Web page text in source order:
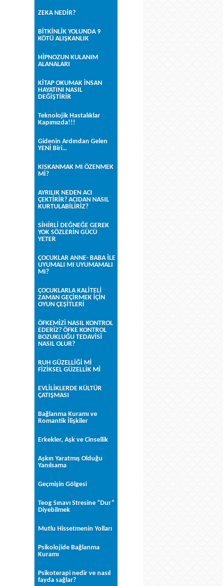
ZEKA NEDİR?
BİTKİNLİK YOLUNDA 9
KÖTÜ ALIŞKANLIK
HİPNOZUN KULANIM
ALANALARI
KİTAP OKUMAK İNSAN
HAYATINI NASIL
DEĞİŞTİRİR
Teknolojik Hastalıklar
Kapımızda!!!
Gidenin Ardından Gelen
YENİ Biri…
KISKANMAK MI ÖZENMEK
Mİ?
AYRILIK NEDEN ACI
ÇEKTİRİR? ACIDAN NASIL
KURTULABİLİRİZ?
SİHİRLİ DEĞNEĞE GEREK
YOK SÖZLERİN GÜCÜ
YETER
ÇOCUKLAR ANNE- BABA İLE
UYUMALI MI UYUMAMALI
MI?
ÇOCUKLARLA KALİTELİ
ZAMAN GEÇİRMEK İÇİN
OYUN ÇEŞİTLERİ
ÖFKEMİZİ NASIL KONTROL
EDERİZ? ÖFKE KONTROL
BOZUKLUĞU TEDAVİSİ
NASIL OLUR?
RUH GÜZELLİĞİ Mİ
FİZİKSEL GÜZELLİK Mİ
EVLİLİKLERDE KÜLTÜR
ÇATIŞMASI
Bağlanma Kuramı ve
Romantik İlişkiler
Erkekler, Aşk ve Cinsellik
Aşkın Yaratmış Olduğu
Yanılsama
Geçmişin Gölgesi
Teog Sınavı Stresine “Dur”
Diyebilmek
Mutlu Hissetmenin Yolları
Psikolojide Bağlanma
Kuramı
Psikoterapi nedir ve nasıl
fayda sağlar?